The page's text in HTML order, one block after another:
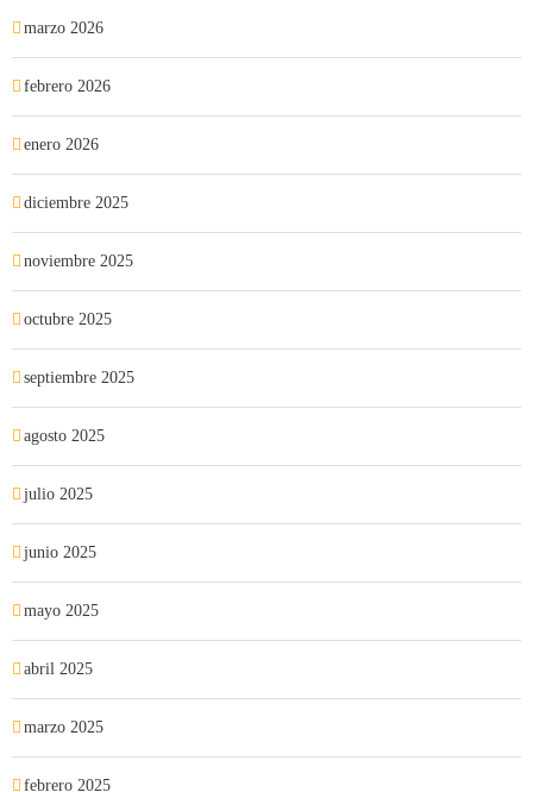
marzo 2026
febrero 2026
enero 2026
diciembre 2025
noviembre 2025
octubre 2025
septiembre 2025
agosto 2025
julio 2025
junio 2025
mayo 2025
abril 2025
marzo 2025
febrero 2025